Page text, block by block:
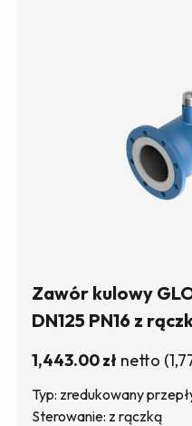
Zawór kulowy
DN125 PN16 z
1,443.00zł netto (
Typ: zredukowany
Sterowanie: z rączką